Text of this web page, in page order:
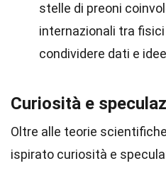
stelle di preoni
internazionali tra
condividere dati e
Curiosità e
Oltre alle teorie
ispirato curiosità e